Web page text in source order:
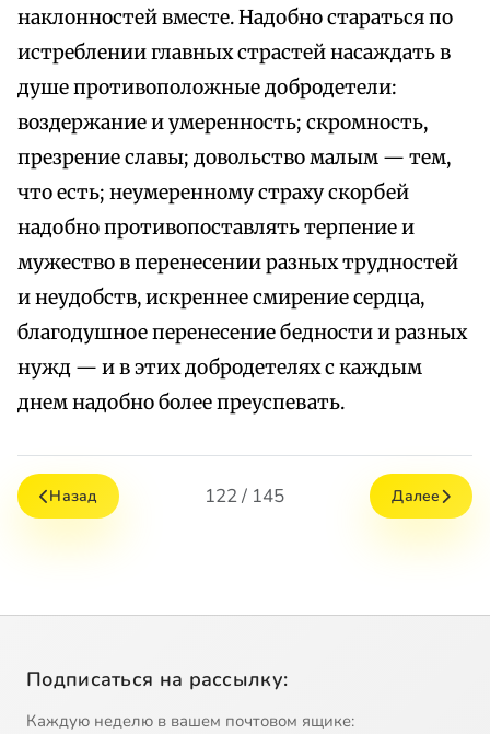
наклонностей вместе. Надобно стараться по
истреблении главных страстей насаждать в
душе противоположные добродетели:
воздержание и умеренность; скромность,
презрение славы; довольство малым — тем,
что есть; неумеренному страху скорбей
надобно противопоставлять терпение и
мужество в перенесении разных трудностей
и неудобств, искреннее смирение сердца,
благодушное перенесение бедности и разных
нужд — и в этих добродетелях с каждым
днем надобно более преуспевать.
Назад 122 / 145 Далее
Подписаться на рассылку:
Каждую неделю в вашем почтовом ящике: